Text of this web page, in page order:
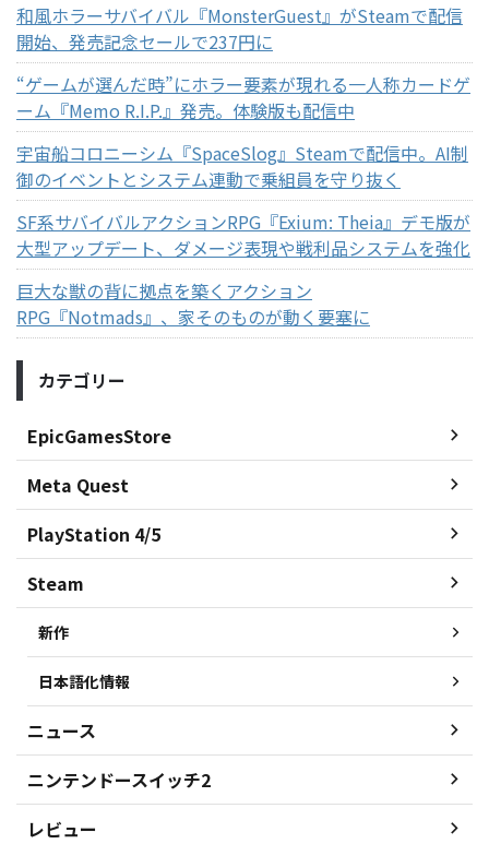
和風ホラーサバイバル『MonsterGuest』がSteamで配信
開始、発売記念セールで237円に
“ゲームが選んだ時”にホラー要素が現れる一人称カードゲ
ーム『Memo R.I.P.』発売。体験版も配信中
宇宙船コロニーシム『SpaceSlog』Steamで配信中。AI制
御のイベントとシステム連動で乗組員を守り抜く
SF系サバイバルアクションRPG『Exium: Theia』デモ版が
大型アップデート、ダメージ表現や戦利品システムを強化
巨大な獣の背に拠点を築くアクション
RPG『Notmads』、家そのものが動く要塞に
カテゴリー
EpicGamesStore
Meta Quest
PlayStation 4/5
Steam
新作
日本語化情報
ニュース
ニンテンドースイッチ2
レビュー